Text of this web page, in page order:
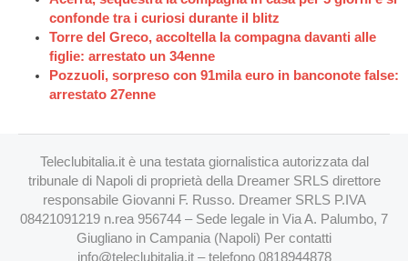
confonde tra i curiosi durante il blitz
Torre del Greco, accoltella la compagna davanti alle
figlie: arrestato un 34enne
Pozzuoli, sorpreso con 91mila euro in banconote false:
arrestato 27enne
Teleclubitalia.it è una testata giornalistica autorizzata dal
tribunale di Napoli di proprietà della Dreamer SRLS direttore
responsabile Giovanni F. Russo. Dreamer SRLS P.IVA
08421091219 n.rea 956744 – Sede legale in Via A. Palumbo, 7
Giugliano in Campania (Napoli) Per contatti
info@teleclubitalia.it– telefono 0818944878